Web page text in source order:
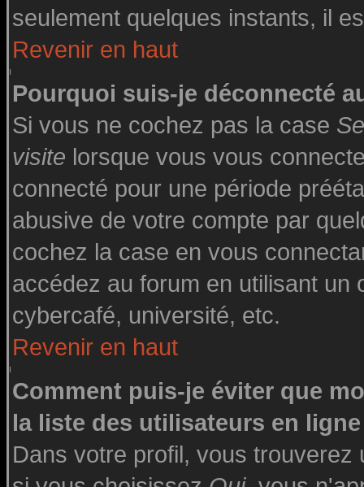
seulement quelques instants, il
Revenir en haut
Pourquoi suis-je déconnecté
Si vous ne cochez pas la case
visite lorsque vous vous
connecté pour une période
abusive de votre compte par
cochez la case en vous
accédez au forum en utilisant un
cybercafé, université, etc.
Revenir en haut
Comment puis-je éviter que
la liste des utilisateurs en
Dans votre profil, vous trouverez